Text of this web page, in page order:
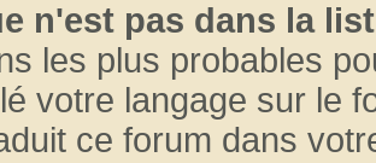
n'est pas dans la
les plus probables
votre langage sur le
ce forum dans